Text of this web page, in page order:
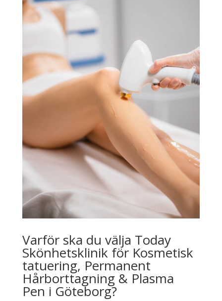
Varför ska du välja Today
Skönhetsklinik för Kosmetisk
tatuering, Permanent
Hårborttagning & Plasma
Pen i Göteborg?